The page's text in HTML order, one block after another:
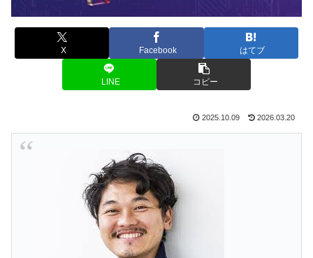
X Facebook はてブ
LINE コピー
2025.10.09 2026.03.20